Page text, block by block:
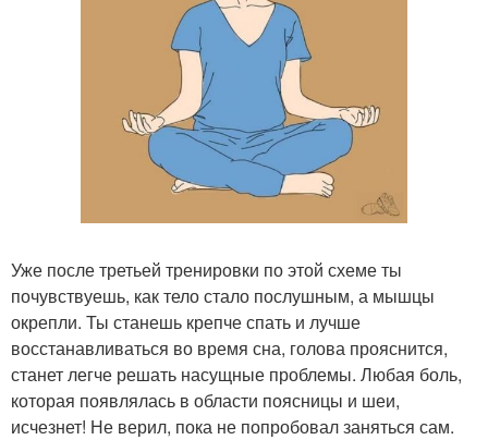
Уже после третьей тренировки по этой схеме ты
почувствуешь, как тело стало послушным, а мышцы
окрепли. Ты станешь крепче спать и лучше
восстанавливаться во время сна, голова прояснится,
станет легче решать насущные проблемы. Любая боль,
которая появлялась в области поясницы и шеи,
исчезнет! Не верил, пока не попробовал заняться сам.